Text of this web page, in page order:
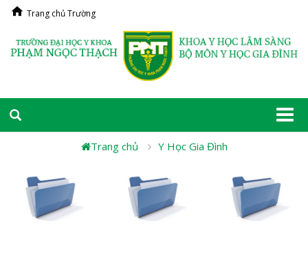
Trang chủ Trường
Trang chủ
Y Học Gia Đình